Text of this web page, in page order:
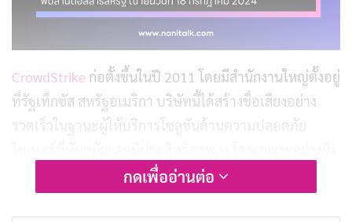
CrowdStrike ก่อตั้งขึ้นในปี 2011 โดยมีสำนักงานใหญ่ตั้งอยู่
ที่รัฐเท็กซัส สหรัฐอเมริกา บริษัทนี้ได้สร้างชื่อเสียงอย่าง
รวดเร็วในฐานะผู้ให้บริการโซลูชันด้านความปลอดภัย
ในด้านการตรวจจับภัยคุกคามที่รวดเร็วที่สุดในอุตสาหกรรม
ตลอดระยะเวลากว่าทศวรรษที่ผ่านมา CrowdStrike ได้มี
กดเพื่ออ่านต่อ